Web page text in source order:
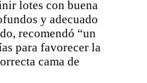
lotes con buena
y adecuado
recomendó “un
para favorecer la
cama de